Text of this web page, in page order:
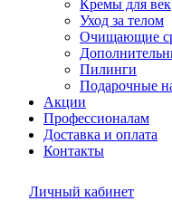
Кремы для век
Уход за телом
Очищающие
Пилинги
Подарочные
Акции
Профессионалам
Доставка и оплата
Контакты
Личный кабинет